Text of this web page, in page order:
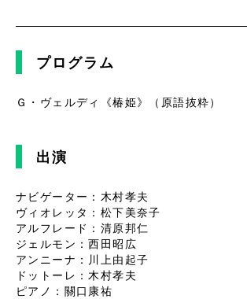
プログラム
Ｇ・ヴェルディ《椿姫》（原語抜粋）
出演
ナビゲーター：木村孝夫
ヴィオレッタ：松下美奈子
アルフレード：清原邦仁
ジェルモン：西田昭広
アンニーナ：川上由起子
ドットーレ：木村孝夫
ピアノ：關口康祐